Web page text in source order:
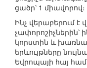
ցածր՝ 1 միավորով։
Ինչ վերաբերում է
չափորոշիչներին՝
կորստին և
երևույթները
Եվրոպայի հայ